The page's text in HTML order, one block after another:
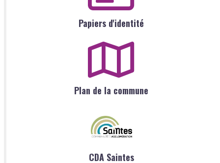
Papiers d'identité
Plan de la commune
CDA Saintes